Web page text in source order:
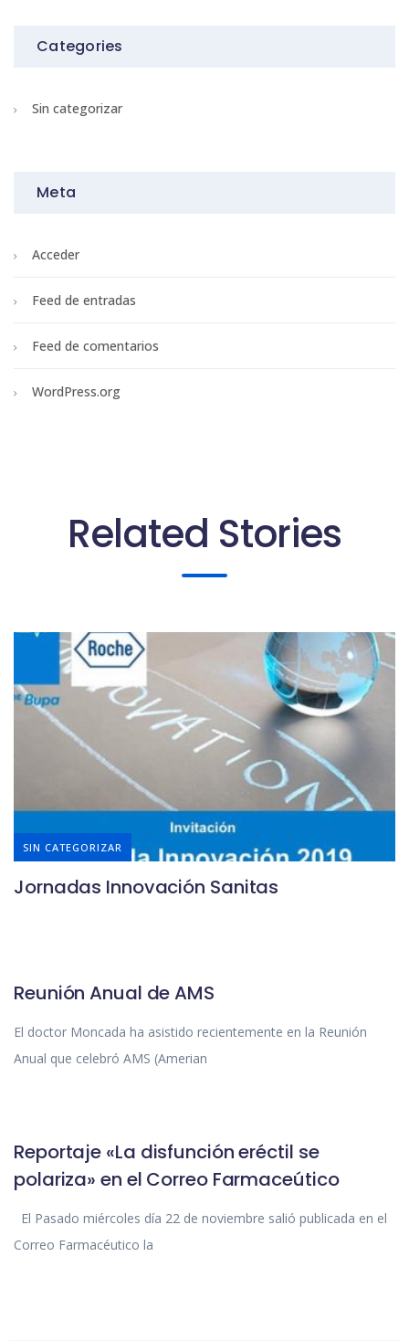
Categories
Sin categorizar
Meta
Acceder
Feed de entradas
Feed de comentarios
WordPress.org
Related Stories
SIN CATEGORIZAR
Jornadas Innovación Sanitas
Reunión Anual de AMS
El doctor Moncada ha asistido recientemente en la Reunión
Anual que celebró AMS (Amerian
Reportaje «La disfunción eréctil se
polariza» en el Correo Farmaceútico
El Pasado miércoles día 22 de noviembre salió publicada en el
Correo Farmacéutico la